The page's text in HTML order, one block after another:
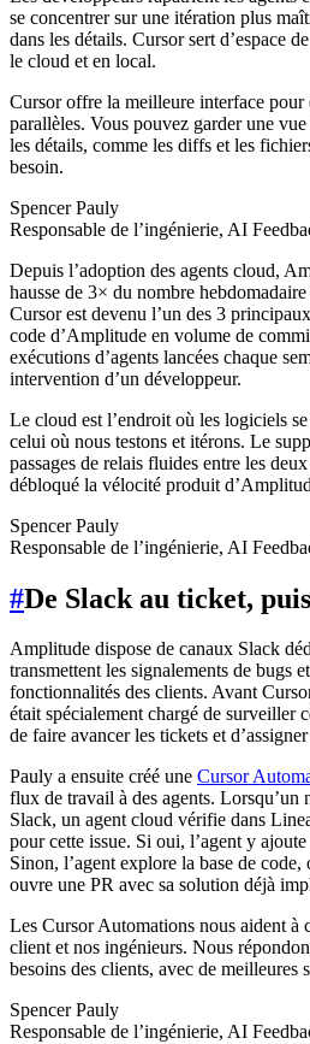
se concentrer sur une itération plus
dans les détails. Cursor sert d’espace
le cloud et en local.
Cursor offre la meilleure interface pour
parallèles. Vous pouvez garder une
les détails, comme les diffs et les
besoin.
Spencer Pauly
Responsable de l’ingénierie, AI
Depuis l’adoption des agents cloud,
hausse de 3× du nombre
Cursor est devenu l’un des 3
code d’Amplitude en volume de
exécutions d’agents lancées chaque
intervention d’un développeur.
Le cloud est l’endroit où les logiciels
celui où nous testons et itérons. Le
passages de relais fluides entre les
débloqué la vélocité produit
Spencer Pauly
Responsable de l’ingénierie, AI
#De Slack au ticket,
Amplitude dispose de canaux Slack
transmettent les signalements de bugs
fonctionnalités des clients. Avant
était spécialement chargé de surveiller
de faire avancer les tickets et
Pauly a ensuite créé une Cursor
flux de travail à des agents. Lorsqu’un
Slack, un agent cloud vérifie dans
pour cette issue. Si oui, l’agent y
Sinon, l’agent explore la base de
ouvre une PR avec sa solution déjà
Les Cursor Automations nous aident à
client et nos ingénieurs. Nous
besoins des clients, avec de meilleures
Spencer Pauly
Responsable de l’ingénierie, AI